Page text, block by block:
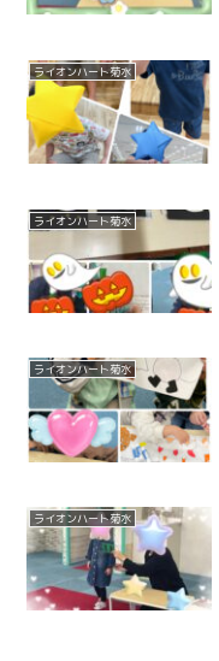
ライオンハート菊水
ライオンハート菊水
ライオンハート菊水
ライオンハート菊水